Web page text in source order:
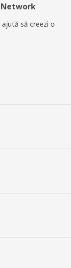
Network
să creezi o